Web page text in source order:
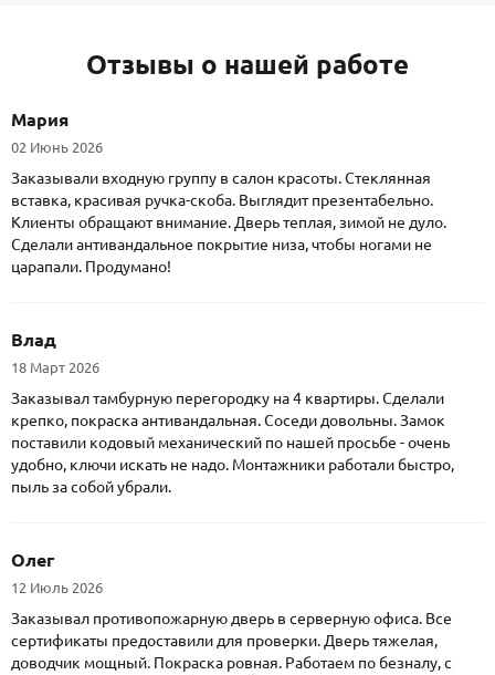
Отзывы о нашей работе
Мария
02 Июнь 2026
Заказывали входную группу в салон красоты. Стеклянная
вставка, красивая ручка-скоба. Выглядит презентабельно.
Клиенты обращают внимание. Дверь теплая, зимой не дуло.
Сделали антивандальное покрытие низа, чтобы ногами не
царапали. Продумано!
Влад
18 Март 2026
Заказывал тамбурную перегородку на 4 квартиры. Сделали
крепко, покраска антивандальная. Соседи довольны. Замок
поставили кодовый механический по нашей просьбе - очень
удобно, ключи искать не надо. Монтажники работали быстро,
пыль за собой убрали.
Олег
12 Июль 2026
Заказывал противопожарную дверь в серверную офиса. Все
сертификаты предоставили для проверки. Дверь тяжелая,
доводчик мощный. Покраска ровная. Работаем по безналу, с